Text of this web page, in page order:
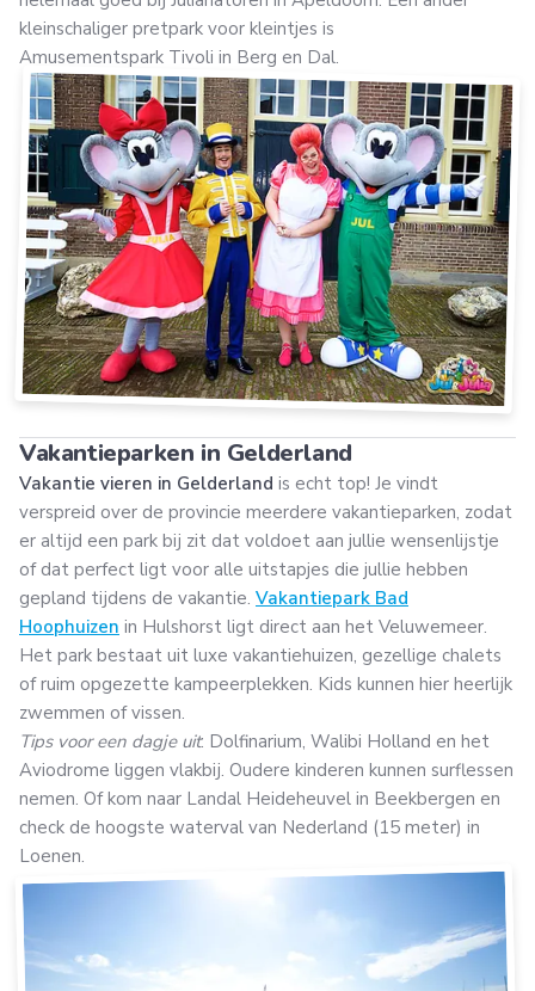
kleinschaliger pretpark voor kleintjes is
Amusementspark Tivoli in Berg en Dal.
Vakantieparken in Gelderland
Vakantie vieren in Gelderland is echt top! Je vindt
verspreid over de provincie meerdere vakantieparken, zodat
er altijd een park bij zit dat voldoet aan jullie wensenlijstje
of dat perfect ligt voor alle uitstapjes die jullie hebben
gepland tijdens de vakantie. Vakantiepark Bad
Hoophuizen in Hulshorst ligt direct aan het Veluwemeer.
Het park bestaat uit luxe vakantiehuizen, gezellige chalets
of ruim opgezette kampeerplekken. Kids kunnen hier heerlijk
zwemmen of vissen.
Tips voor een dagje uit: Dolfinarium, Walibi Holland en het
Aviodrome liggen vlakbij. Oudere kinderen kunnen surflessen
nemen. Of kom naar Landal Heideheuvel in Beekbergen en
check de hoogste waterval van Nederland (15 meter) in
Loenen.